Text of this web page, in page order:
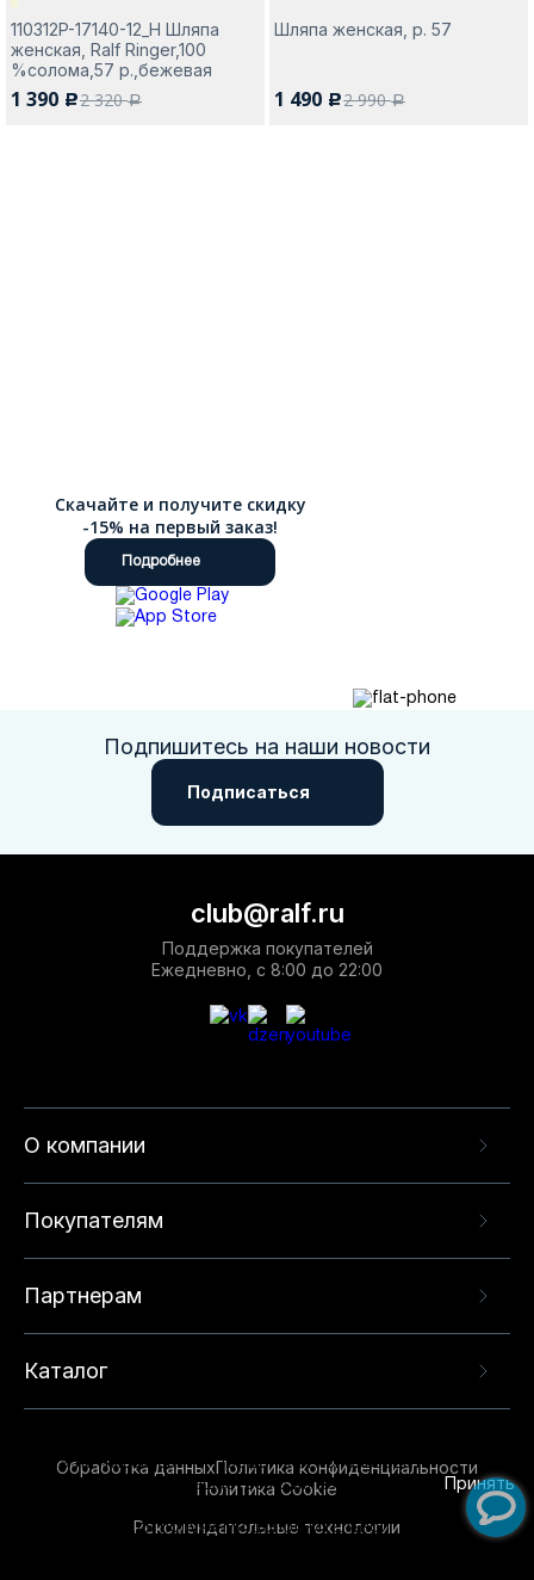
110312P-17140-12_Н Шляпа
женская, Ralf Ringer,100
%солома,57 р.,бежевая
1 390 c2 320a
Шляпа женская, р. 57
1 490 c2 990a
Скачайте и получите скидку
-15% на первый заказ!
Подробнее
Подпишитесь на наши новости
Подписаться
О компании
Покупателям
Партнерам
Каталог
club@ralf.ru
Поддержка покупателей
Ежедневно, с 8:00 до 22:00
Обработка данныхПолитика конфиденциальности
Политика Cookie
Рекомендательные технологии
опыта на нашем сайте. Продолжая использовать
данный сайт, вы соглашаетесь с использованием
технологий. Для получения дополнительной
Принять